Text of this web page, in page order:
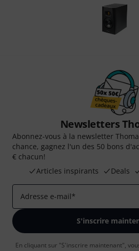
Newsletters
Abonnez-vous à la newsletter
chance, gagnez l'un des 50 bons
€ chacun!
Articles inspirants
Deals
Adresse e-mail*
S'inscrire
En cliquant sur "S'inscrire maintenant",